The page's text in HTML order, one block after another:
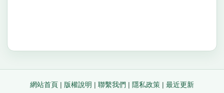
網站首頁 | 版權說明 | 聯繫我們 | 隱私政策 | 最近更新